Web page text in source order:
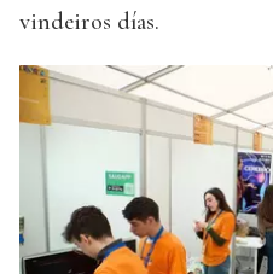
vindeiros días.